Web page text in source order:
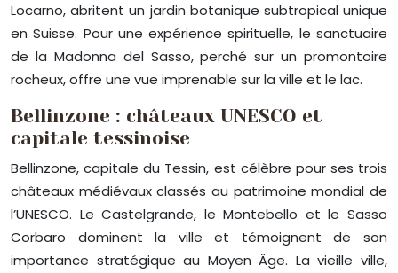
Locarno, abritent un jardin botanique subtropical unique
en Suisse. Pour une expérience spirituelle, le sanctuaire
de la Madonna del Sasso, perché sur un promontoire
rocheux, offre une vue imprenable sur la ville et le lac.
Bellinzone : châteaux UNESCO et
capitale tessinoise
Bellinzone, capitale du Tessin, est célèbre pour ses trois
châteaux médiévaux classés au patrimoine mondial de
l’UNESCO. Le Castelgrande, le Montebello et le Sasso
Corbaro dominent la ville et témoignent de son
importance stratégique au Moyen Âge. La vieille ville,